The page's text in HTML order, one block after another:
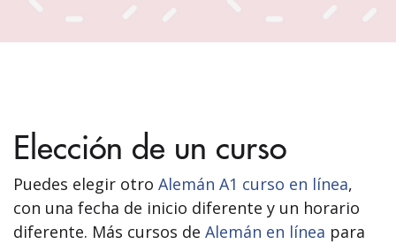
Elección de un curso
Puedes elegir otro Alemán A1 curso en línea,
con una fecha de inicio diferente y un horario
diferente. Más cursos de Alemán en línea para